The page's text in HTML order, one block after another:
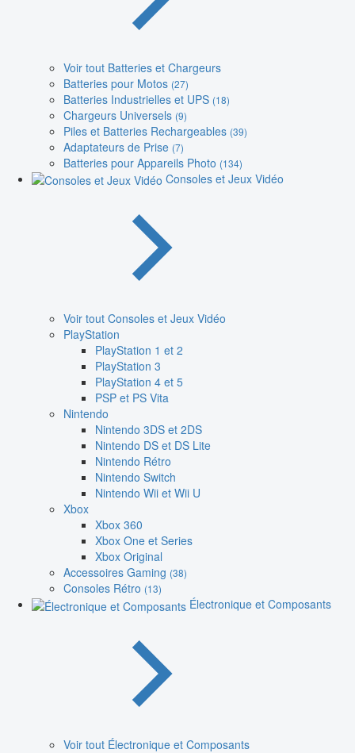
Voir tout Batteries et Chargeurs
Batteries pour Motos (27)
Batteries Industrielles et UPS (18)
Chargeurs Universels (9)
Piles et Batteries Rechargeables (39)
Adaptateurs de Prise (7)
Batteries pour Appareils Photo (134)
Consoles et Jeux Vidéo
Voir tout Consoles et Jeux Vidéo
PlayStation
PlayStation 1 et 2
PlayStation 3
PlayStation 4 et 5
PSP et PS Vita
Nintendo
Nintendo 3DS et 2DS
Nintendo DS et DS Lite
Nintendo Rétro
Nintendo Switch
Nintendo Wii et Wii U
Xbox
Xbox 360
Xbox One et Series
Xbox Original
Accessoires Gaming (38)
Consoles Rétro (13)
Électronique et Composants
Voir tout Électronique et Composants